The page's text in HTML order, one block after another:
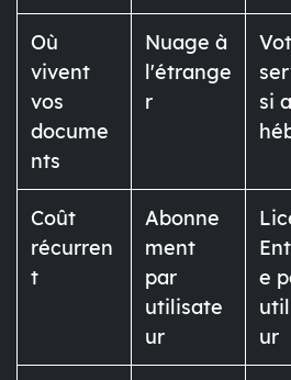
Où
vivent
vos
docume
nts
Nuage à
l'étrange
r
si
Coût
récurren
t
Abonne
ment
par
utilisate
ur
e
ur